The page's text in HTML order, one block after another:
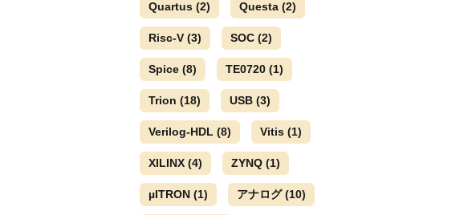
Quartus(2) Questa(2)
Risc-V(3) SOC(2)
Spice(8) TE0720(1)
Trion (18) USB(3)
Verilog-HDL(8) Vitis(1)
XILINX(4) ZYNQ(1)
µITRON(1) アナログ(10)